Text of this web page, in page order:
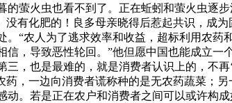
萤火虫也看不到了。正在蚯蚓和萤火虫逐
有化肥的！良多母亲晓得后惹起共识，成
“农人为了逃求效率和收益，超标利用农
，导致恶性轮回。”他但愿中国也能成立一
，也是最难的，就是消费者认识上的，不
，一边向消费者谎称种的是无农药蔬菜；
。若是正在农户和消费者之间可以或许构